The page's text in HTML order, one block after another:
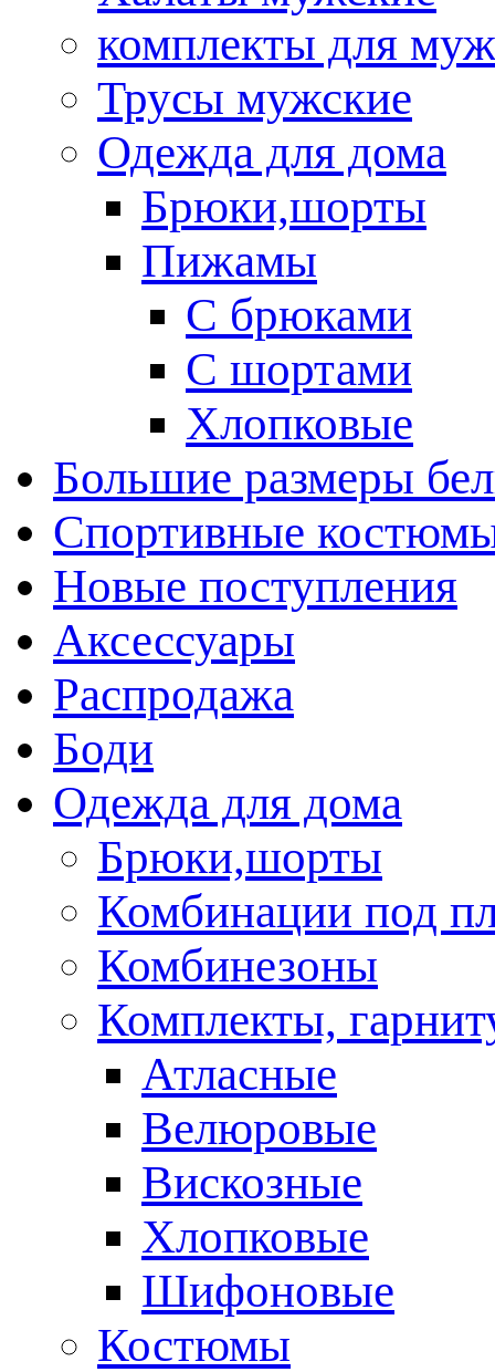
комплекты для
Трусы мужские
Одежда для дома
Брюки,шорты
Пижамы
С брюками
С шортами
Хлопковые
Большие размеры
Спортивные
Новые поступления
Аксессуары
Распродажа
Боди
Одежда для дома
Брюки,шорты
Комбинации под
Комбинезоны
Комплекты,
Атласные
Велюровые
Вискозные
Хлопковые
Шифоновые
Костюмы